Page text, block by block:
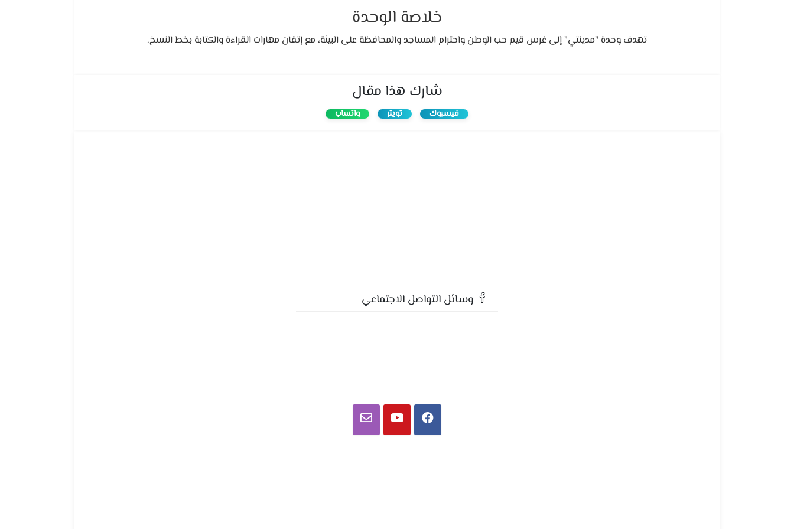
خلاصة الوحدة
تهدف وحدة "مدينتي" إلى غرس قيم حب الوطن واحترام المساجد والمحافظة على البيئة، مع إتقان مهارات القراءة والكتابة بخط النسخ.
شارك هذا مقال
فيسبوك تويتر واتساب
وسائل التواصل الاجتماعي